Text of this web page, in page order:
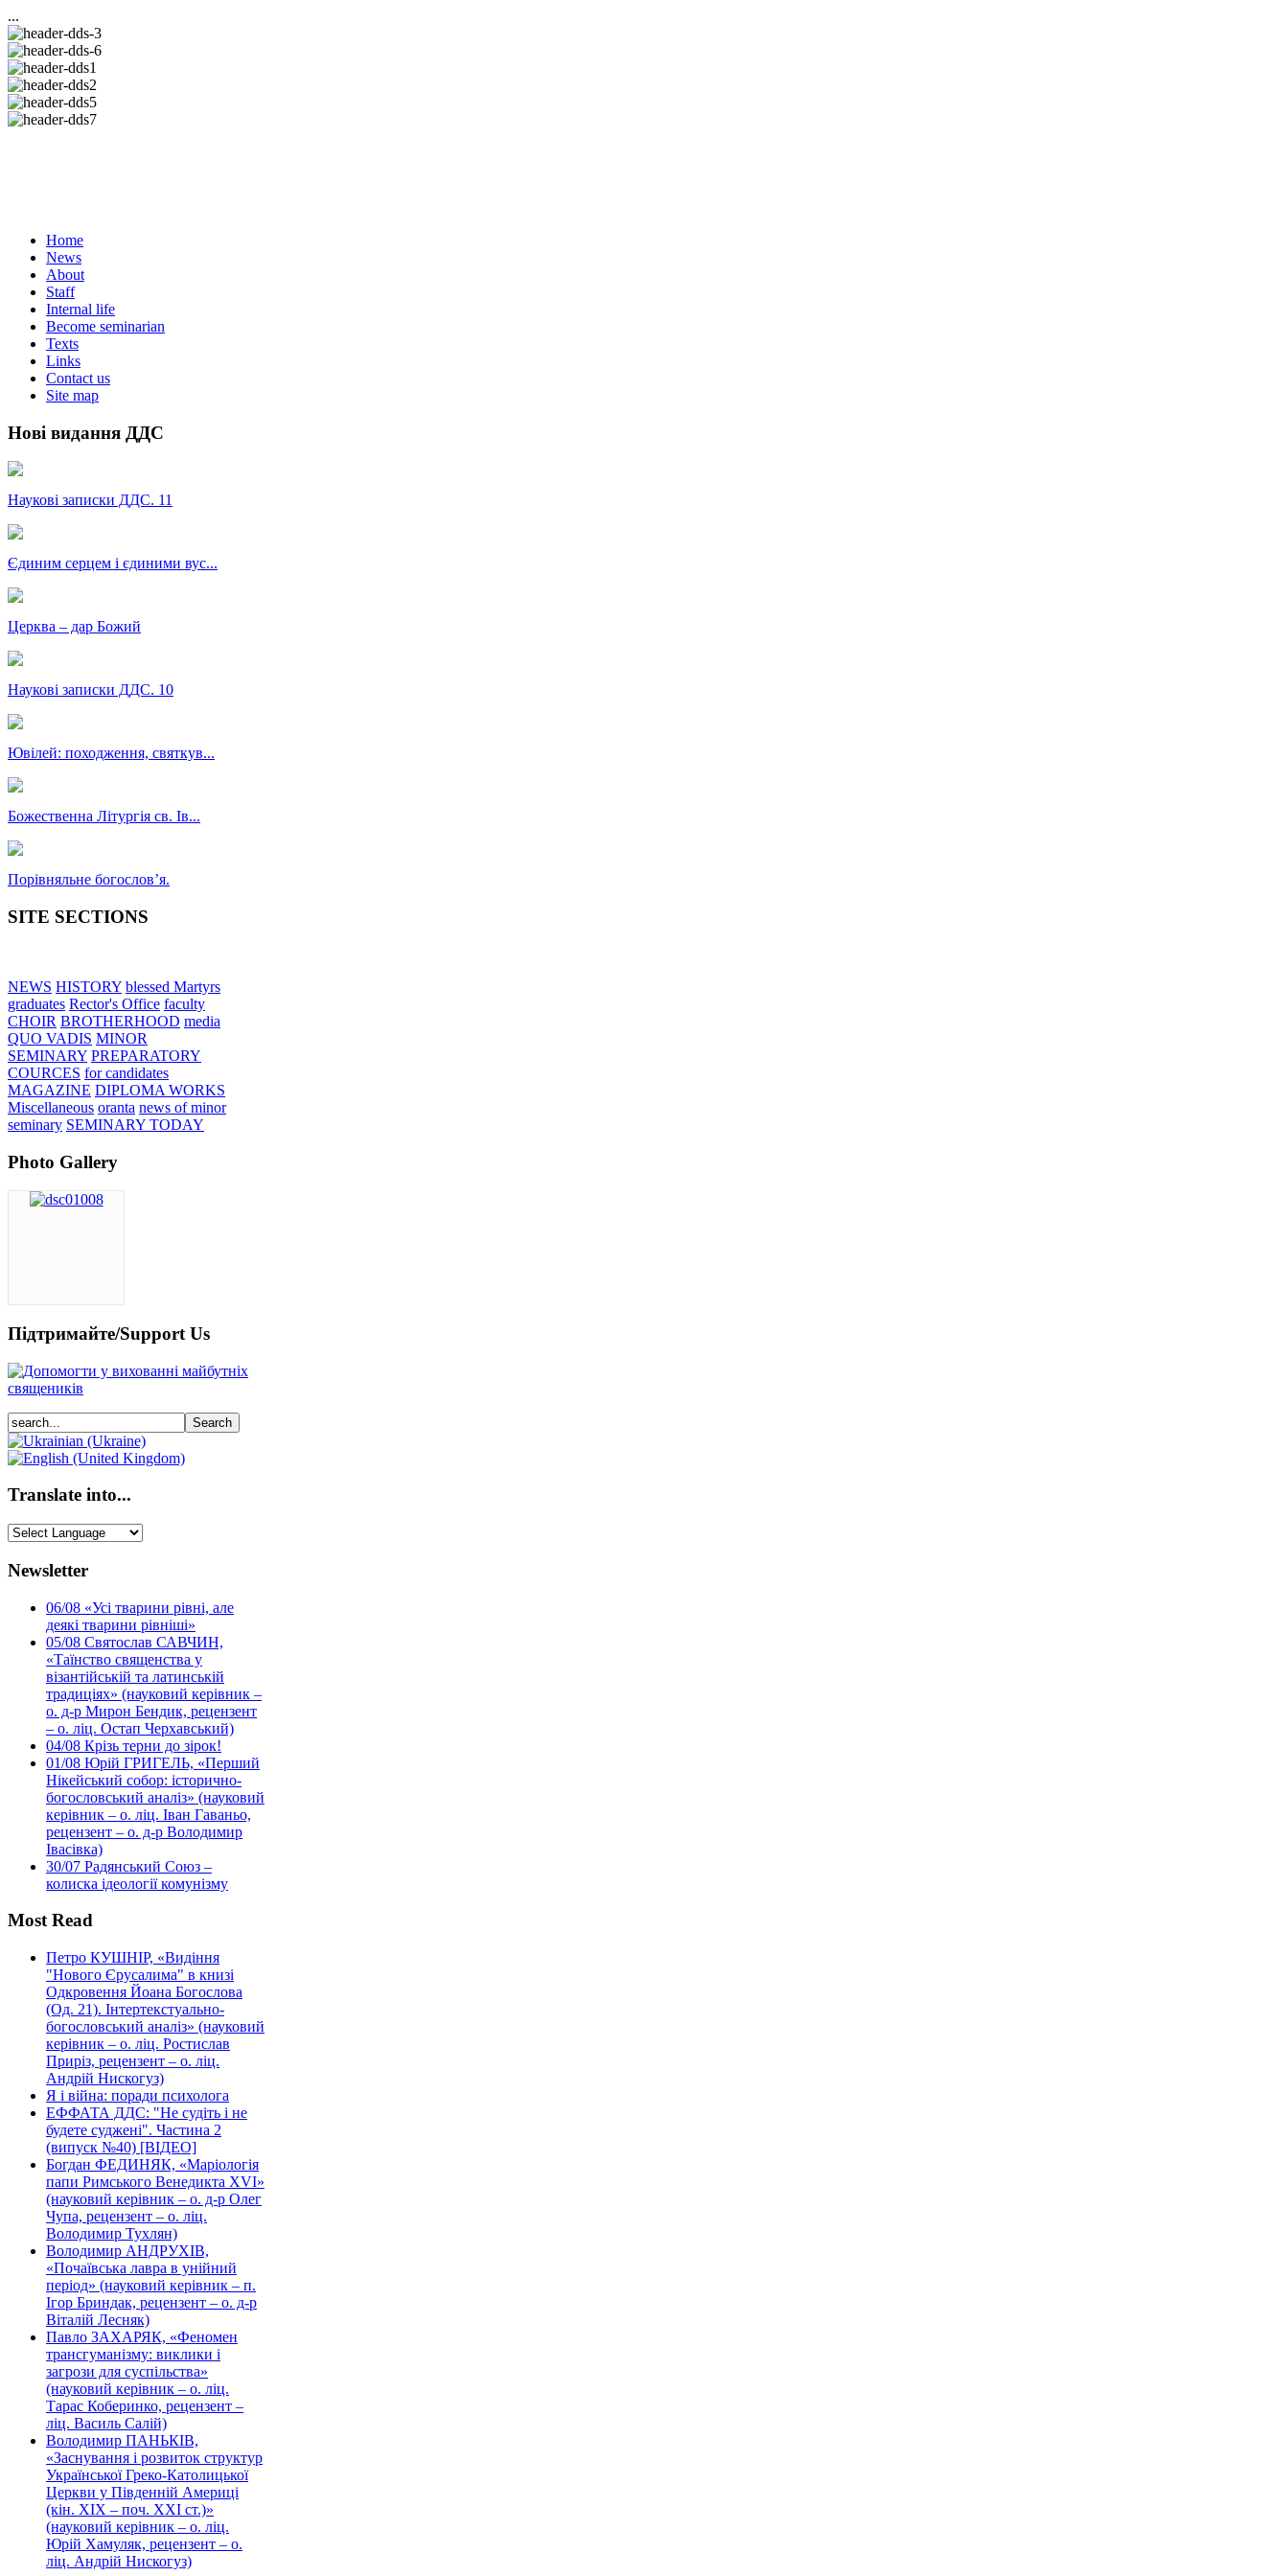
...
Home
News
About
Staff
Internal life
Become seminarian
Texts
Links
Contact us
Site map
Нові видання ДДС
Наукові записки ДДС. 11
Єдиним серцем і єдиними вус...
Церква – дар Божий
Наукові записки ДДС. 10
Ювілей: походження, святкув...
Божественна Літургія св. Ів...
Порівняльне богословʼя.
SITE SECTIONS
NEWS HISTORY blessed Martyrs
graduates Rector's Office faculty
CHOIR BROTHERHOOD media
QUO VADIS MINOR
SEMINARY PREPARATORY
COURCES for candidates
MAGAZINE DIPLOMA WORKS
Miscellaneous oranta news of minor
seminary SEMINARY TODAY
Photo Gallery
Підтримайте/Support Us
Translate into...
Newsletter
06/08 «Усі тварини рівні, але
деякі тварини рівніші»
05/08 Святослав САВЧИН,
«Таїнство священства у
візантійській та латинській
традиціях» (науковий керівник –
о. д-р Мирон Бендик, рецензент
– о. ліц. Остап Черхавський)
04/08 Крізь терни до зірок!
01/08 Юрій ГРИГЕЛЬ, «Перший
Нікейський собор: історично-
богословський аналіз» (науковий
керівник – о. ліц. Іван Гаваньо,
рецензент – о. д-р Володимир
Івасівка)
30/07 Радянський Союз –
колиска ідеології комунізму
Most Read
Петро КУШНІР, «Видіння
"Нового Єрусалима" в книзі
Одкровення Йоана Богослова
(Од. 21). Інтертекстуально-
богословський аналіз» (науковий
керівник – о. ліц. Ростислав
Приріз, рецензент – о. ліц.
Андрій Нискогуз)
Я і війна: поради психолога
ЕФФАТА ДДС: "Не судіть і не
будете суджені". Частина 2
(випуск №40) [ВІДЕО]
Богдан ФЕДИНЯК, «Маріологія
папи Римського Венедикта XVI»
(науковий керівник – о. д-р Олег
Чупа, рецензент – о. ліц.
Володимир Тухлян)
Володимир АНДРУХІВ,
«Почаївська лавра в унійний
період» (науковий керівник – п.
Ігор Бриндак, рецензент – о. д-р
Віталій Лесняк)
Павло ЗАХАРЯК, «Феномен
трансгуманізму: виклики і
загрози для суспільства»
(науковий керівник – о. ліц.
Тарас Коберинко, рецензент –
ліц. Василь Салій)
Володимир ПАНЬКІВ,
«Заснування і розвиток структур
Української Греко-Католицької
Церкви у Південній Америці
(кін. ХІХ – поч. ХХІ ст.)»
(науковий керівник – о. ліц.
Юрій Хамуляк, рецензент – о.
ліц. Андрій Нискогуз)